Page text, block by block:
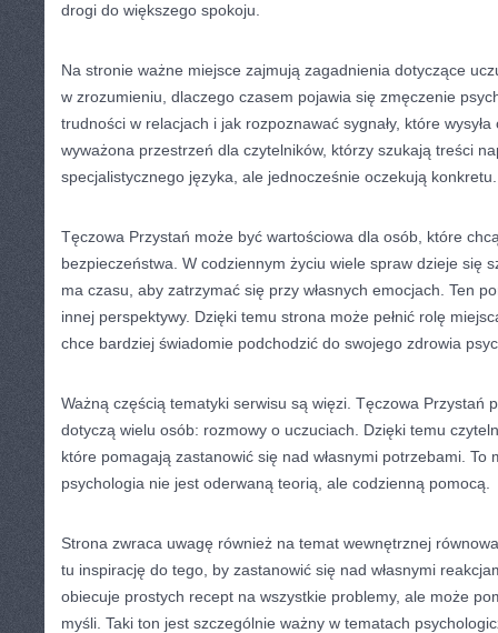
drogi do większego spokoju.
Na stronie ważne miejsce zajmują zagadnienia dotyczące
w zrozumieniu, dlaczego czasem pojawia się zmęczenie
trudności w relacjach i jak rozpoznawać sygnały, które wysyła
wyważona przestrzeń dla czytelników, którzy szukają treści
specjalistycznego języka, ale jednocześnie oczekują konkretu.
Tęczowa Przystań może być wartościowa dla osób, które
bezpieczeństwa. W codziennym życiu wiele spraw dzieje się
ma czasu, aby zatrzymać się przy własnych emocjach. Ten
innej perspektywy. Dzięki temu strona może pełnić rolę
chce bardziej świadomie podchodzić do swojego zdrowia
Ważną częścią tematyki serwisu są więzi. Tęczowa Przystań
dotyczą wielu osób: rozmowy o uczuciach. Dzięki temu
które pomagają zastanowić się nad własnymi potrzebami. To
psychologia nie jest oderwaną teorią, ale codzienną pomocą.
Strona zwraca uwagę również na temat wewnętrznej
tu inspirację do tego, by zastanowić się nad własnymi
obiecuje prostych recept na wszystkie problemy, ale może
myśli. Taki ton jest szczególnie ważny w tematach